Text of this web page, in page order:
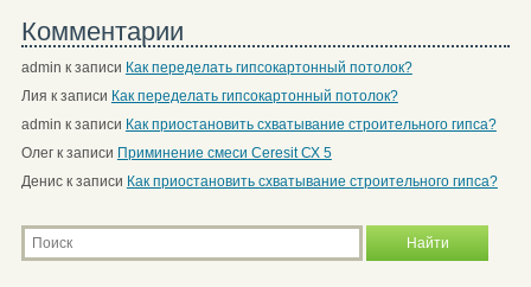
Комментарии
admin к записи Как переделать гипсокартонный потолок?
Лия к записи Как переделать гипсокартонный потолок?
admin к записи Как приостановить схватывание строительного гипса?
Олегк записи Приминение смеси Ceresit СХ 5
Дениск записи Как приостановить схватывание строительного гипса?